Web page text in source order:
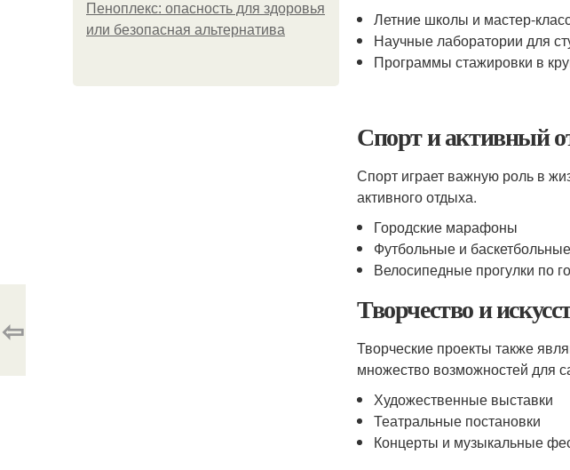
Пеноплекс: опасность для здоровья
или безопасная альтернатива
Летние школы и мастер-
Научные лаборатории для
Программы стажировки в
Спорт и активный
Спорт играет важную роль в
активного отдыха.
Городские марафоны
Футбольные и
Велосипедные прогулки по
Творчество и
Творческие проекты также
множество возможностей для
Художественные выставки
Театральные постановки
Концерты и музыкальные
⇦